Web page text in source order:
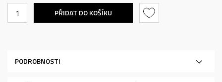
PŘIDAT DO KOŠÍKU
PODROBNOSTI